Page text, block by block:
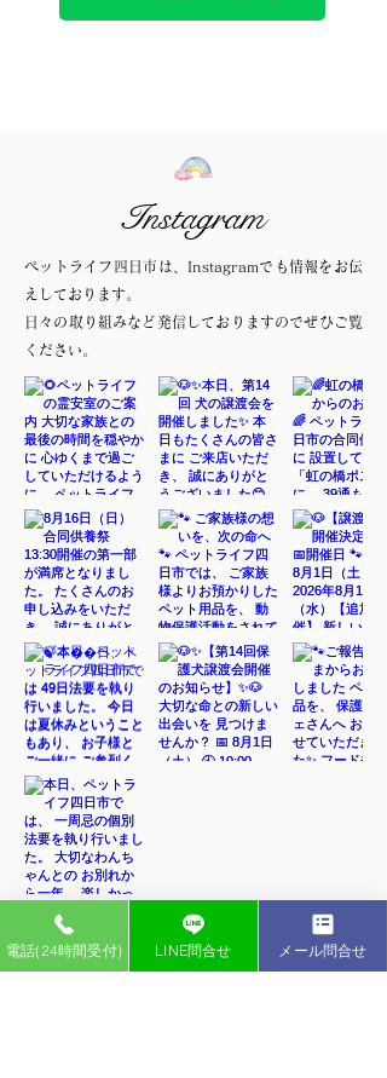
Instagram
ペットライフ四日市は、Instagramでも情報をお伝
えしております。
日々の取り組みなど発信しておりますのでぜひご覧
ください。
電話(24時間受付) LINE問合せ メール問合せ